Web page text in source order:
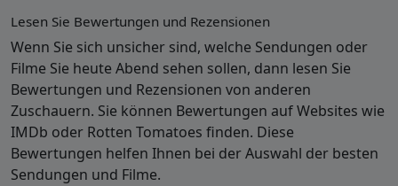
Lesen Sie Bewertungen und Rezensionen
Wenn Sie sich unsicher sind, welche Sendungen oder
Filme Sie heute Abend sehen sollen, dann lesen Sie
Bewertungen und Rezensionen von anderen
Zuschauern. Sie können Bewertungen auf Websites wie
IMDb oder Rotten Tomatoes finden. Diese
Bewertungen helfen Ihnen bei der Auswahl der besten
Sendungen und Filme.